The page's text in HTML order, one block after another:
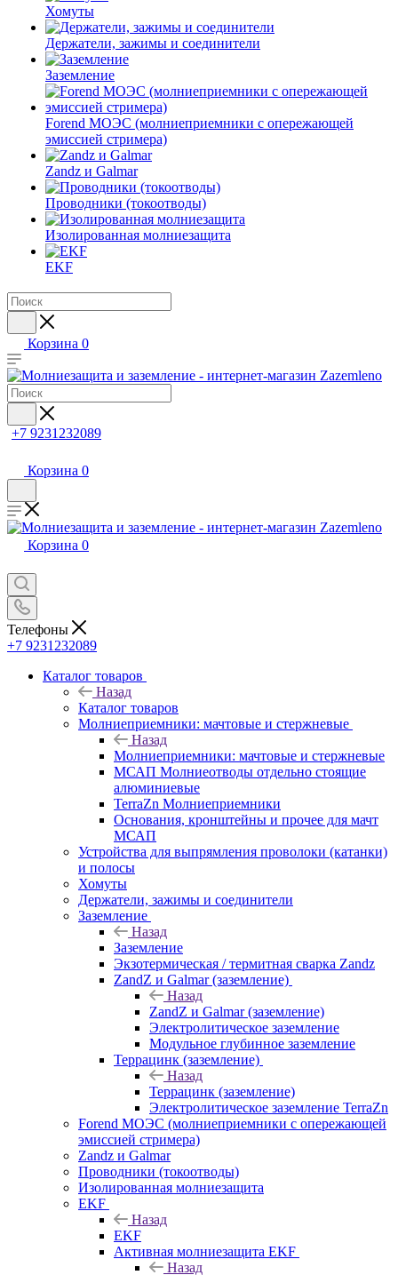
Хомуты
Держатели, зажимы и соединители
Заземление
Forend МОЭС (молниеприемники с опережающей
эмиссией стримера)
Zandz и Galmar
Проводники (токоотводы)
Изолированная молниезащита
EKF
Корзина 0
+7 9231232089
Корзина 0
Корзина 0
Телефоны
+7 9231232089
Каталог товаров
Назад
Каталог товаров
Молниеприемники: мачтовые и стержневые
Назад
Молниеприемники: мачтовые и стержневые
МСАП Молниеотводы отдельно стоящие
алюминиевые
TerraZn Молниеприемники
Основания, кронштейны и прочее для мачт
МСАП
Устройства для выпрямления проволоки (катанки)
и полосы
Хомуты
Держатели, зажимы и соединители
Заземление
Назад
Заземление
Экзотермическая / термитная сварка Zandz
ZandZ и Galmar (заземление)
Назад
ZandZ и Galmar (заземление)
Электролитическое заземление
Модульное глубинное заземление
Террацинк (заземление)
Назад
Террацинк (заземление)
Электролитическое заземление TerraZn
Forend МОЭС (молниеприемники с опережающей
эмиссией стримера)
Zandz и Galmar
Проводники (токоотводы)
Изолированная молниезащита
EKF
Назад
EKF
Активная молниезащита EKF
Назад